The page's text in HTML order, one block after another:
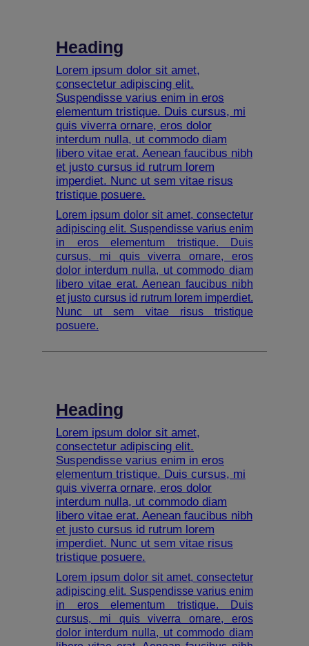
Heading
Lorem ipsum dolor sit amet,
consectetur adipiscing elit.
Suspendisse varius enim in eros
elementum tristique. Duis cursus, mi
quis viverra ornare, eros dolor
interdum nulla, ut commodo diam
libero vitae erat. Aenean faucibus nibh
et justo cursus id rutrum lorem
imperdiet. Nunc ut sem vitae risus
tristique posuere.
Lorem ipsum dolor sit amet, consectetur
adipiscing elit. Suspendisse varius enim
in eros elementum tristique. Duis
cursus, mi quis viverra ornare, eros
dolor interdum nulla, ut commodo diam
libero vitae erat. Aenean faucibus nibh
et justo cursus id rutrum lorem imperdiet.
Nunc ut sem vitae risus tristique
posuere.
Heading
Lorem ipsum dolor sit amet,
consectetur adipiscing elit.
Suspendisse varius enim in eros
elementum tristique. Duis cursus, mi
quis viverra ornare, eros dolor
interdum nulla, ut commodo diam
libero vitae erat. Aenean faucibus nibh
et justo cursus id rutrum lorem
imperdiet. Nunc ut sem vitae risus
tristique posuere.
Lorem ipsum dolor sit amet, consectetur
adipiscing elit. Suspendisse varius enim
in eros elementum tristique. Duis
cursus, mi quis viverra ornare, eros
dolor interdum nulla, ut commodo diam